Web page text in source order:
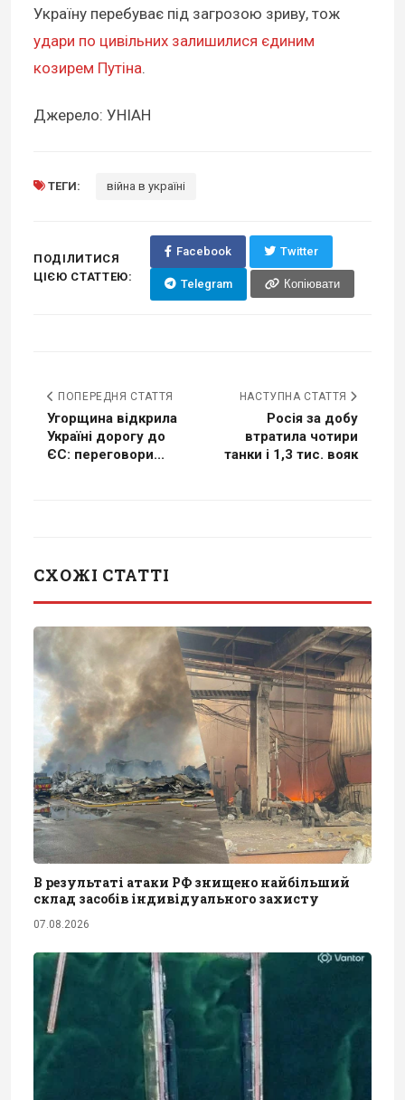
Україну перебуває під загрозою зриву, тож
удари по цивільних залишилися єдиним
козирем Путіна.
Джерело: УНІАН
ТЕГИ: війна в україні
ПОДІЛИТИСЯ
ЦІЄЮ СТАТТЕЮ:
Facebook Twitter
Telegram Копіювати
ПОПЕРЕДНЯ СТАТТЯ
Угорщина відкрила
Україні дорогу до
ЄС: переговори...
НАСТУПНА СТАТТЯ
Росія за добу
втратила чотири
танки і 1,3 тис. вояк
СХОЖІ СТАТТІ
В результаті атаки РФ знищено найбільший
склад засобів індивідуального захисту
07.08.2026